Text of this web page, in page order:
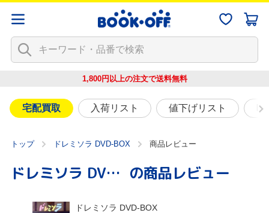
1,800円以上の注文で送料無料
宅配買取 入荷リスト 値下げリスト
トップ ドレミソラ DVD-BOX 商品レビュー
ドレミソラ DVD-BOX の商品レビュー
ドレミソラ DVD-BOX